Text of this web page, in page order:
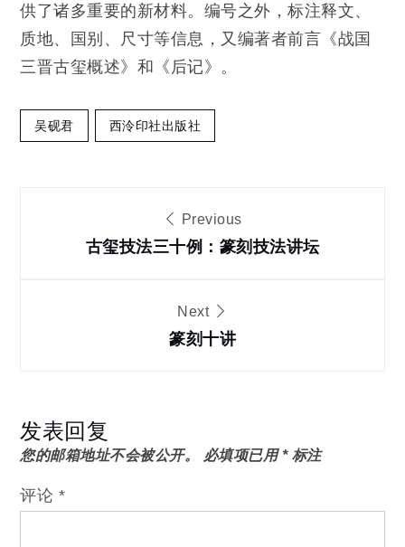
供了诸多重要的新材料。编号之外，标注释文、
质地、国别、尺寸等信息，又编著者前言《战国
三晋古玺概述》和《后记》。
吴砚君 西泠印社出版社
Previous
古玺技法三十例：篆刻技法讲坛
Next
篆刻十讲
发表回复
您的邮箱地址不会被公开。 必填项已用*标注
评论 *